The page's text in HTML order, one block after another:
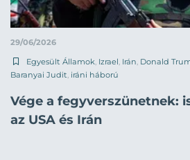
29/06/2026
Egyesült Államok Izrael Irán Donald
Baranyai Judit iráni háború
Vége a fegyverszünetnek:
az USA és Irán